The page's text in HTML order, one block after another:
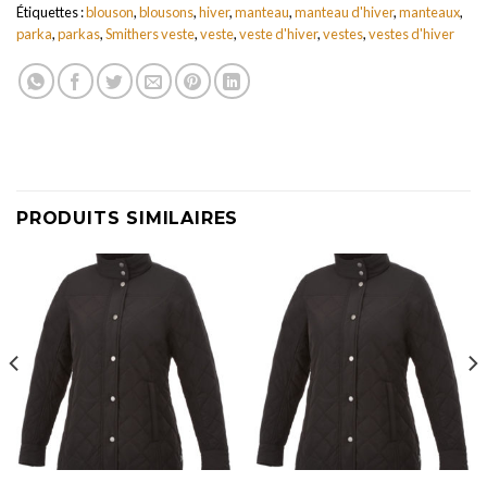
Étiquettes :blouson,blousons,hiver,manteau,manteau d'hiver,manteaux,
parka,parkas,Smithers veste,veste,veste d'hiver,vestes,vestes d'hiver
PRODUITS SIMILAIRES